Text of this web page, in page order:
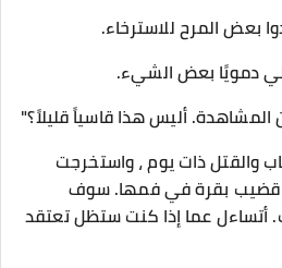
بعض المرح للاسترخاء.
دمويًا بعض الشيء.
المشاهدة. أليس هذا قاسياً قليلاً؟"
والقتل ذات يوم ، واستخرجت
قضيب بقرة في فمها. سوف
أتساءل عما إذا كنت ستظل تعتقد